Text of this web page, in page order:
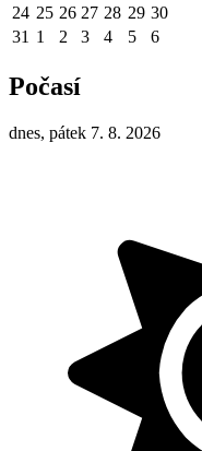
24 25 26 27 28 29 30
31 1 2 3 4 5 6
Počasí
dnes, pátek 7. 8. 2026